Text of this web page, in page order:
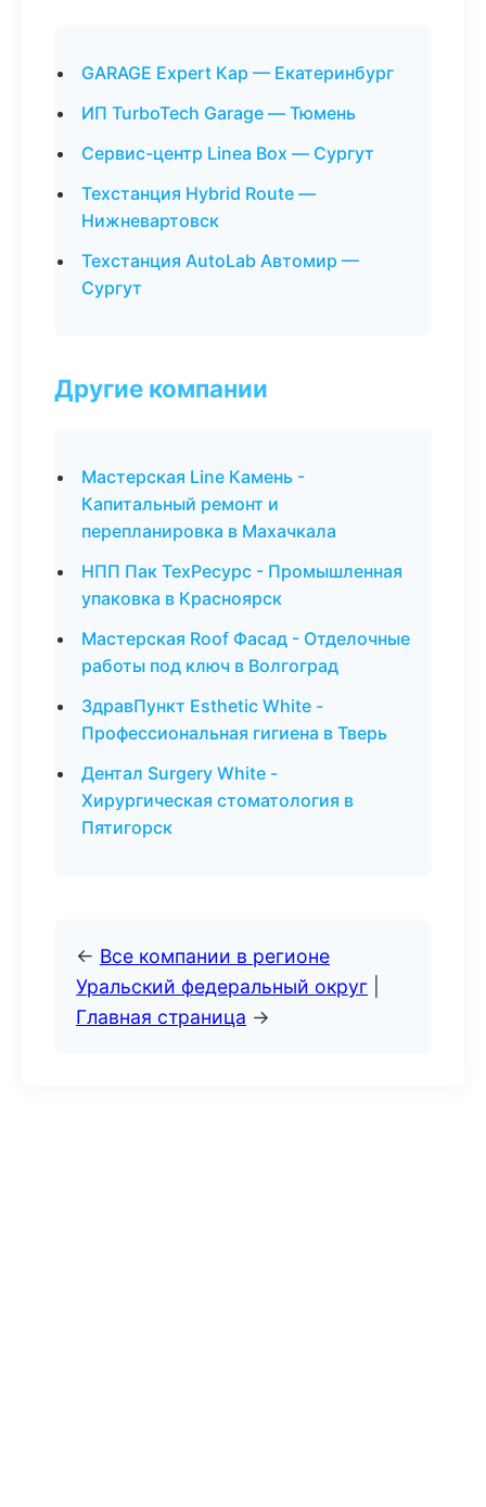
GARAGE Expert Кар — Екатеринбург
ИП TurboTech Garage — Тюмень
Сервис-центр Linea Box — Сургут
Техстанция Hybrid Route —
Нижневартовск
Техстанция AutoLab Автомир —
Сургут
Другие компании
Мастерская Line Камень -
Капитальный ремонт и
перепланировка в Махачкала
НПП Пак ТехРесурс - Промышленная
упаковка в Красноярск
Мастерская Roof Фасад - Отделочные
работы под ключ в Волгоград
ЗдравПункт Esthetic White -
Профессиональная гигиена в Тверь
Дентал Surgery White -
Хирургическая стоматология в
Пятигорск
← Все компании в регионе
Уральский федеральный округ
Главная страница →